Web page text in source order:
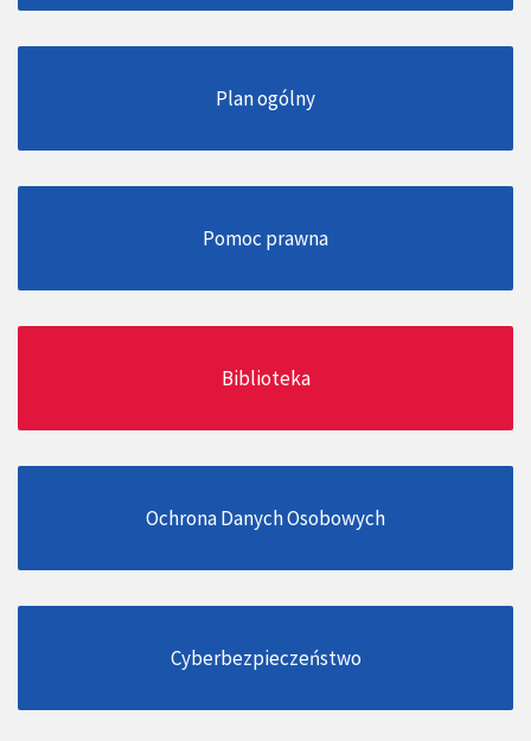
Plan ogólny
Pomoc prawna
Biblioteka
Ochrona Danych Osobowych
Cyberbezpieczeństwo